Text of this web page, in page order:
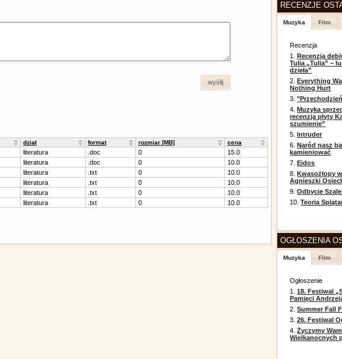
wyślij
dział format rozmiar [MB] cena
literatura .doc 0
15.0
literatura .doc 0
10.0
literatura .txt 0
10.0
literatura .txt 0
10.0
literatura .txt 0
10.0
literatura .txt 0 10.0
RECENZJE
Muzyka Film
Recenzja
1.Recenzja
Tulia „Tulia” –
dzieła”
2.Everything
Nothing Hurt
3.
4.Muzyka
recenzja płyty
szumienie”
5.Intruder
6.Naród nasz
kamieniować
7.Eidos
8.Kwasożłopy
Agnieszki
9.Odbycie
10.Teoria
OGŁOSZENIA
Muzyka Film
Ogłoszenie
1.18. Festiwal
Pamięci
2.Summer Fall
3.26. Festiwal
4.Życzymy
Wielkanocnych